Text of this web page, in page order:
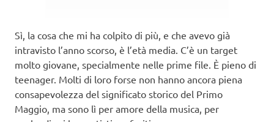
Sì, la cosa che mi ha colpito di più, e che avevo già
intravisto l’anno scorso, è l’età media. C’è un target
molto giovane, specialmente nelle prime file. È pieno di
teenager. Molti di loro forse non hanno ancora piena
consapevolezza del significato storico del Primo
Maggio, ma sono lì per amore della musica, per